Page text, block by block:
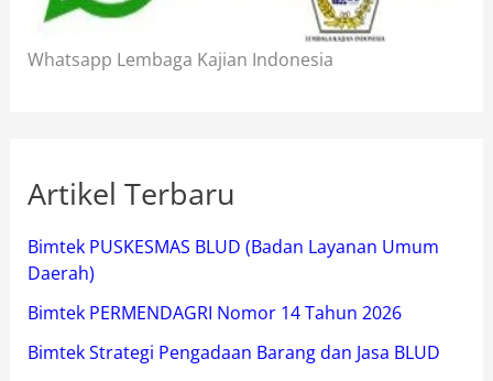
Whatsapp Lembaga Kajian Indonesia
Artikel Terbaru
Bimtek PUSKESMAS BLUD (Badan Layanan Umum
Daerah)
Bimtek PERMENDAGRI Nomor 14 Tahun 2026
Bimtek Strategi Pengadaan Barang dan Jasa BLUD